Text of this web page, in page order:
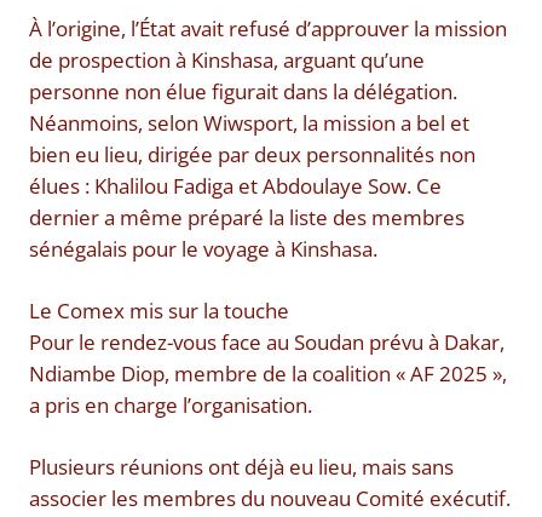
À l’origine, l’État avait refusé d’approuver la mission
de prospection à Kinshasa, arguant qu’une
personne non élue figurait dans la délégation.
Néanmoins, selon Wiwsport, la mission a bel et
bien eu lieu, dirigée par deux personnalités non
élues : Khalilou Fadiga et Abdoulaye Sow. Ce
dernier a même préparé la liste des membres
sénégalais pour le voyage à Kinshasa.
Le Comex mis sur la touche
Pour le rendez-vous face au Soudan prévu à Dakar,
Ndiambe Diop, membre de la coalition « AF 2025 »,
a pris en charge l’organisation.
Plusieurs réunions ont déjà eu lieu, mais sans
associer les membres du nouveau Comité exécutif.